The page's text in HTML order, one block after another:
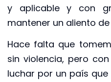
y aplicable y con
mantener un aliento de
Hace falta que
sin violencia, pero
luchar por un país